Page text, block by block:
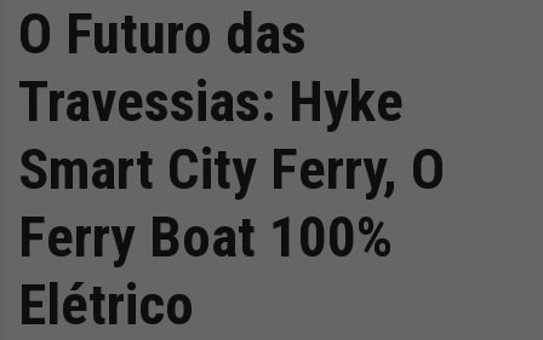
O Futuro das
Travessias: Hyke
Smart City Ferry, O
Ferry Boat 100%
Elétrico